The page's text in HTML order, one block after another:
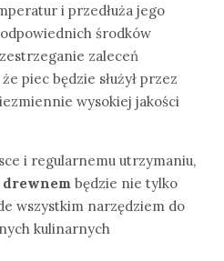
i przedłuża jego
środków
zaleceń
piec będzie służył przez
wysokiej jakości
i regularnemu utrzymaniu,
będzie nie tylko
wszystkim narzędziem do
kulinarnych